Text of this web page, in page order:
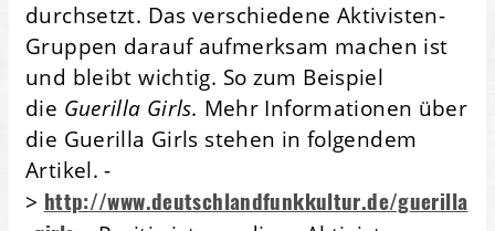
durchsetzt. Das verschiedene Aktivisten-
Gruppen darauf aufmerksam machen ist
und bleibt wichtig. So zum Beispiel
die Guerilla Girls. Mehr Informationen über
die Guerilla Girls stehen in folgendem
Artikel. -
> http://www.deutschlandfunkkultur.de/guerilla